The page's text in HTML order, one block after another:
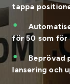
tappa
för 50 som för
Beprövad
lansering och